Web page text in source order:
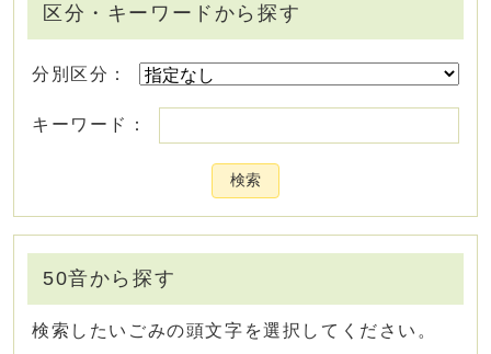
区分・キーワードから探す
分別区分：
キーワード：
検索
50音から探す
検索したいごみの頭文字を選択してください。